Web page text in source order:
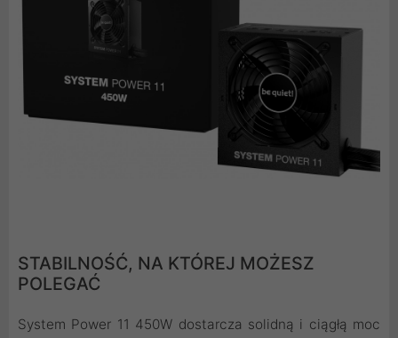
STABILNOŚĆ, NA KTÓREJ MOŻESZ
POLEGAĆ
System Power 11 450W dostarcza solidną i ciągłą moc